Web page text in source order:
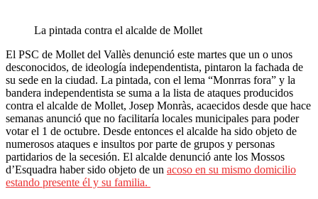
La pintada contra el alcalde de Mollet
El PSC de Mollet del Vallès denunció este martes que un o unos
desconocidos, de ideología independentista, pintaron la fachada de
su sede en la ciudad. La pintada, con el lema “Monrras fora” y la
bandera independentista se suma a la lista de ataques producidos
contra el alcalde de Mollet, Josep Monràs, acaecidos desde que hace
semanas anunció que no facilitaría locales municipales para poder
votar el 1 de octubre. Desde entonces el alcalde ha sido objeto de
numerosos ataques e insultos por parte de grupos y personas
partidarios de la secesión. El alcalde denunció ante los Mossos
d’Esquadra haber sido objeto de un acoso en su mismo domicilio
estando presente él y su familia.